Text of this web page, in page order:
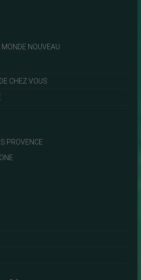
MONDE NOUVEAU
CHEZ VOUS
PROVENCE